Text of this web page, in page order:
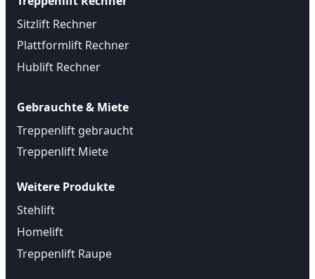
Sitzlift Rechner
Plattformlift Rechner
Hublift Rechner
Gebrauchte & Miete
Treppenlift gebraucht
Treppenlift Miete
Weitere Produkte
Stehlift
Homelift
Treppenlift Raupe